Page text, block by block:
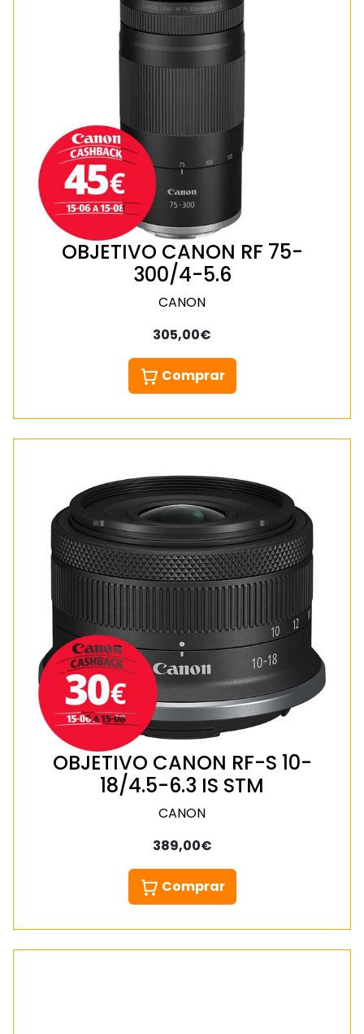
OBJETIVO CANON RF 75-
300/4-5.6
CANON
305,00€
Comprar
OBJETIVO CANON RF-S 10-
18/4.5-6.3 IS STM
CANON
389,00€
Comprar